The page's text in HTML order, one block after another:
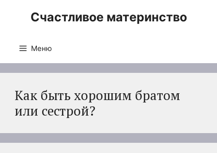
Счастливое материнство
Меню
Как быть хорошим братом
или сестрой?